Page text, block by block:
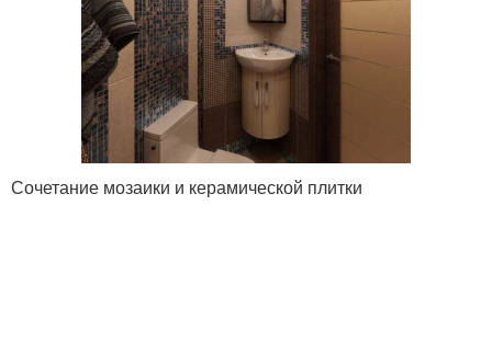
Сочетание мозаики и керамической плитки